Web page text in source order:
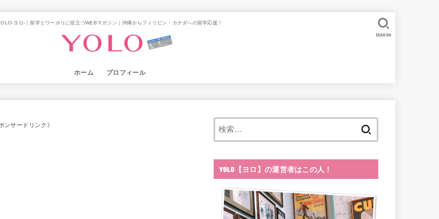
ヨロ-｜留学とワーホリに役立つWEBマガジン｜沖縄からフィリピン・カナダへの留学応援！
ホーム プロフィール
SEARCH
ンサードリンク》
YOLO【ヨロ】の運営者はこの人！